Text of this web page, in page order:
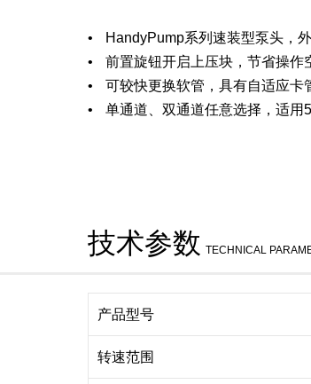
HandyPump系列速装型泵头，
前置旋钮开启上压块，节省操作
可较快更换软管，具有自适应卡
单通道、双通道任意选择，适用
技术参数 TECHNICAL
产品型号
转速范围